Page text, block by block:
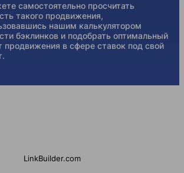
самостоятельно просчитать
такого продвижения,
нашим калькулятором
бэклинков и подобрать оптимальный
продвижения в сфере ставок под свой
LinkBuilder.com